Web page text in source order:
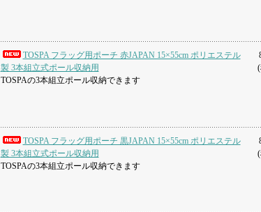
TOSPA フラッグ用ポーチ 赤JAPAN 15×55cm ポリエステル
製 3本組立式ポール収納用
TOSPAの3本組立ポール収納できます
TOSPA フラッグ用ポーチ 黒JAPAN 15×55cm ポリエステル
製 3本組立式ポール収納用
TOSPAの3本組立ポール収納できます